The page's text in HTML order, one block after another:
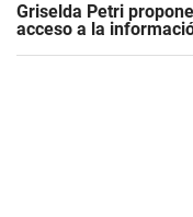
Griselda Petri
acceso a la